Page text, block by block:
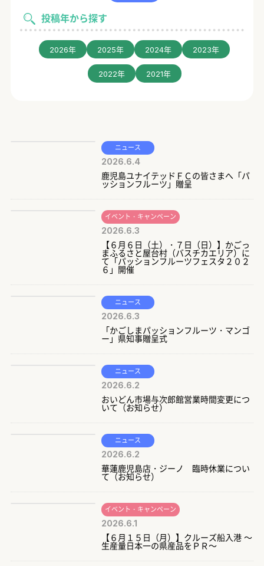
投稿年から探す
2026年 2025年 2024年 2023年
2022年 2021年
ニュース
2026.6.4
鹿児島ユナイテッドＦＣの皆さまへ「パ
ッションフルーツ」贈呈
イベント・キャンペーン
2026.6.3
【６月６日（土）・７日（日）】かごっ
まふるさと屋台村（バスチカエリア）に
て「パッションフルーツフェスタ２０２
６」開催
ニュース
2026.6.3
「かごしまパッションフルーツ・マンゴ
ー」県知事贈呈式
ニュース
2026.6.2
おいどん市場与次郎館営業時間変更につ
いて（お知らせ）
ニュース
2026.6.2
華蓮鹿児島店・ジーノ 臨時休業につい
て（お知らせ）
イベント・キャンペーン
2026.6.1
【６月１５日（月）】クルーズ船入港 ～
生産量日本一の県産品をＰＲ～